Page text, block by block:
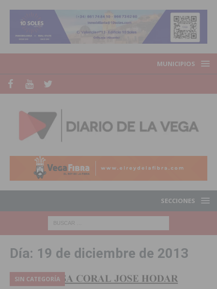
MUNICIPIOS
SECCIONES
Día: 19 de diciembre de 2013
SIN CATEGORÍA